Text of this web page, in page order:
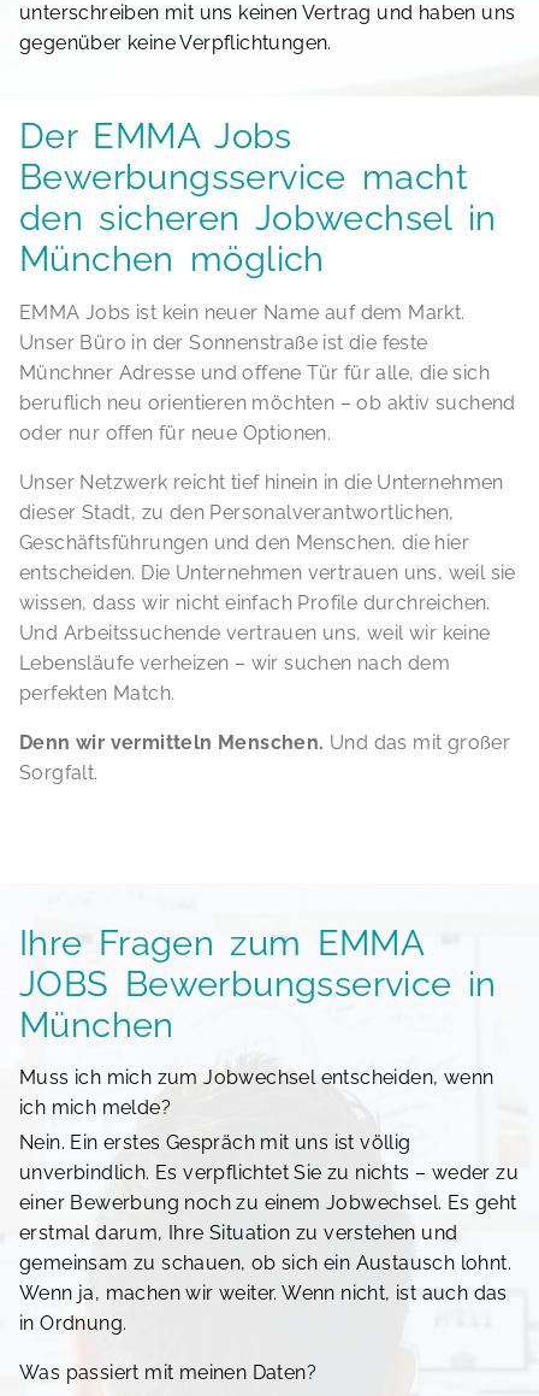
unterschreiben mit uns keinen Vertrag und haben uns
gegenüber keine Verpflichtungen.
Der EMMA Jobs
Bewerbungsservice macht
den sicheren Jobwechsel in
München möglich
EMMA Jobs ist kein neuer Name auf dem Markt.
Unser Büro in der Sonnenstraße ist die feste
Münchner Adresse und offene Tür für alle, die sich
beruflich neu orientieren möchten – ob aktiv suchend
oder nur offen für neue Optionen.
Unser Netzwerk reicht tief hinein in die Unternehmen
dieser Stadt, zu den Personalverantwortlichen,
Geschäftsführungen und den Menschen, die hier
entscheiden. Die Unternehmen vertrauen uns, weil sie
wissen, dass wir nicht einfach Profile durchreichen.
Und Arbeitssuchende vertrauen uns, weil wir keine
Lebensläufe verheizen – wir suchen nach dem
perfekten Match.
Denn wir vermitteln Menschen. Und das mit großer
Sorgfalt.
Ihre Fragen zum EMMA
JOBS Bewerbungsservice in
München
Muss ich mich zum Jobwechsel entscheiden, wenn
ich mich melde?
Nein. Ein erstes Gespräch mit uns ist völlig
unverbindlich. Es verpflichtet Sie zu nichts – weder zu
einer Bewerbung noch zu einem Jobwechsel. Es geht
erstmal darum, Ihre Situation zu verstehen und
gemeinsam zu schauen, ob sich ein Austausch lohnt.
Wenn ja, machen wir weiter. Wenn nicht, ist auch das
in Ordnung.
Was passiert mit meinen Daten?